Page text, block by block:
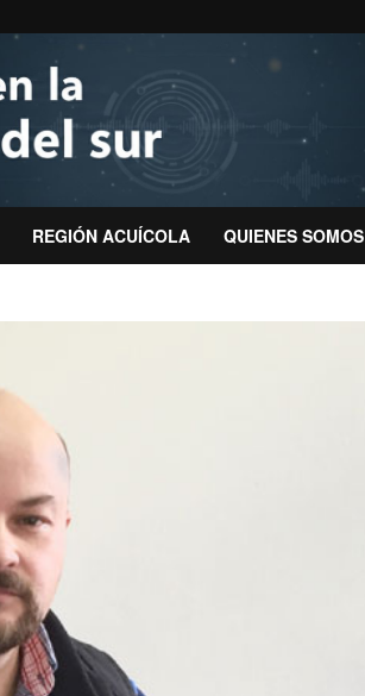
REGIÓN ACUÍCOLA QUIENES SOMOS